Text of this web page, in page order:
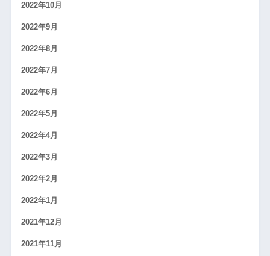
2022年10月
2022年9月
2022年8月
2022年7月
2022年6月
2022年5月
2022年4月
2022年3月
2022年2月
2022年1月
2021年12月
2021年11月